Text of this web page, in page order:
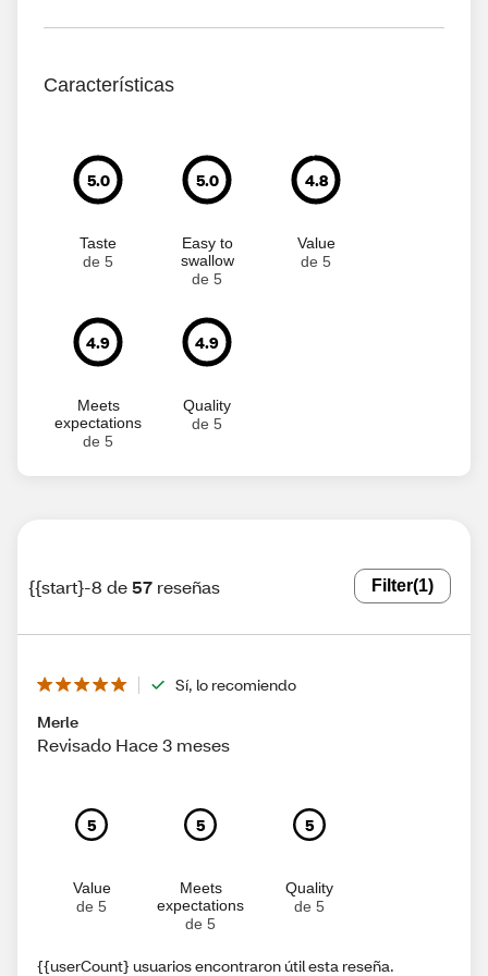
Características
5.0
Taste
de 5
5.0
Easy to
swallow
de 5
4.8
Value
de 5
4.9
Meets
expectations
de 5
4.9
Quality
de 5
{{start}-8 de57 reseñas Filter(1)
Sí, lo recomiendo
Merle
Revisado Hace 3 meses
5
Value
de 5
5
Meets
expectations
de 5
5
Quality
de 5
{{userCount} usuarios encontraron útil esta reseña.